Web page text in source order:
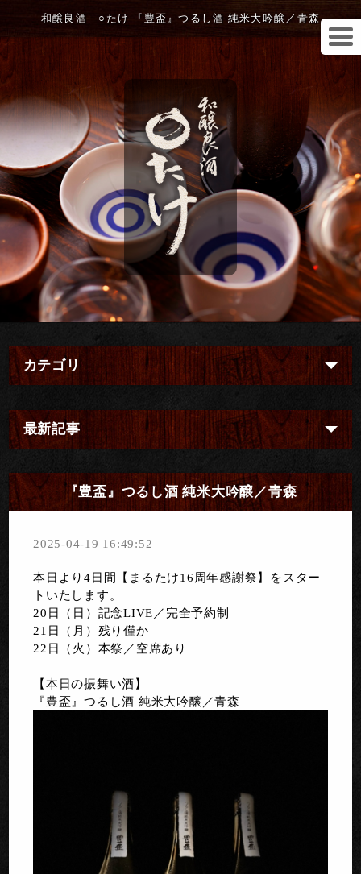
和醸良酒 ○たけ 『豊盃』つるし酒 純米大吟醸／青森
カテゴリ
最新記事
『豊盃』つるし酒 純米大吟醸／青森
2025-04-19 16:49:52
本日より4日間【まるたけ16周年感謝祭】をスター
トいたします。
20日（日）記念LIVE／完全予約制
21日（月）残り僅か
22日（火）本祭／空席あり
【本日の振舞い酒】
『豊盃』つるし酒 純米大吟醸／青森